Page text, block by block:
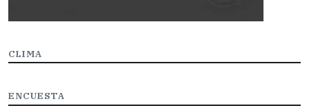
CLIMA
ENCUESTA